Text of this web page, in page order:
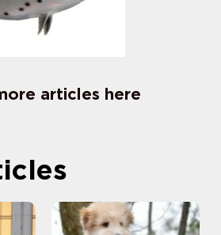
articles here